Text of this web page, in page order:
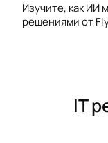
Изучите, как ИИ
решениями от
IT